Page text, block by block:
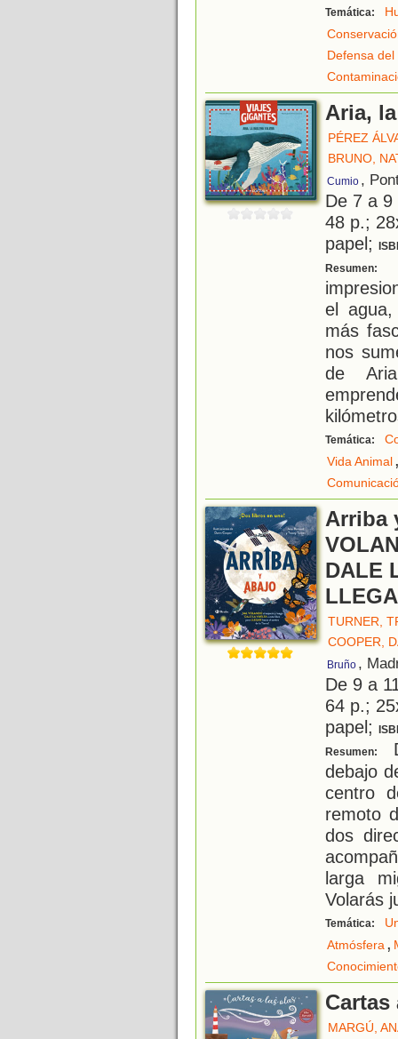
Temática:
Defensa
Aria,
PÉREZ
BRUNO,
Cumio ,
De 7 a
48 p.;
papel;
Resumen:
el
más
nos
de
Temática:
Vida Animal
Arriba
DALE
TURNER,
COOPER,
Bruño ,
De 9 a
64 p.;
papel;
Resumen:
debajo
centro
remoto
dos
larga
Volarás
Temática:
Atmósfera,
Cartas
MARGÚ,